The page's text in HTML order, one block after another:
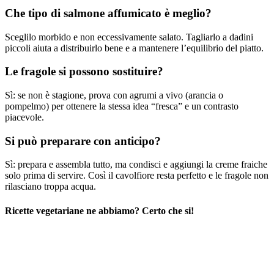
Che tipo di salmone affumicato è meglio?
Sceglilo morbido e non eccessivamente salato. Tagliarlo a dadini
piccoli aiuta a distribuirlo bene e a mantenere l’equilibrio del piatto.
Le fragole si possono sostituire?
Sì: se non è stagione, prova con agrumi a vivo (arancia o
pompelmo) per ottenere la stessa idea “fresca” e un contrasto
piacevole.
Si può preparare con anticipo?
Sì: prepara e assembla tutto, ma condisci e aggiungi la creme fraiche
solo prima di servire. Così il cavolfiore resta perfetto e le fragole non
rilasciano troppa acqua.
Ricette vegetariane ne abbiamo? Certo che si!